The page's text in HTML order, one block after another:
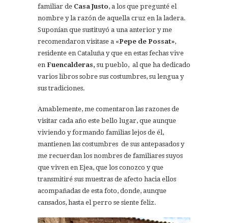
familiar de Casa Justo, a los que pregunté el
nombre y la razón de aquella cruz en la ladera.
Suponían que sustituyó a una anterior y me
recomendaron visitase a «Pepe de Possat»,
residente en Cataluña y que en estas fechas vive
en Fuencalderas, su pueblo, al que ha dedicado
varios libros sobre sus costumbres, su lengua y
sus tradiciones.
Amablemente, me comentaron las razones de
visitar cada año este bello lugar, que aunque
viviendo y formando familias lejos de él,
mantienen las costumbres de sus antepasados y
me recuerdan los nombres de familiares suyos
que viven en Ejea, que los conozco y que
transmitiré sus muestras de afecto hacia ellos
acompañadas de esta foto, donde, aunque
cansados, hasta el perro se siente feliz.